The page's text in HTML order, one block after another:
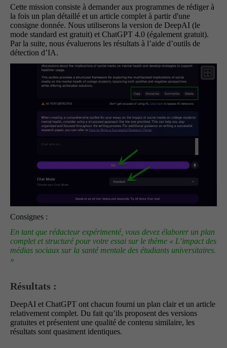
Cette mission consiste à demander aux programmes de rédiger à
la fois un plan détaillé et un article complet à partir d'une
consigne donnée. Nous utiliserons la version de DeepAI (le
mode standard est gratuit) et ChatGPT 4.0 (également gratuit).
Par la suite, nous évaluerons les résultats à l’aide d’outils de
détection d’IA.
Consignes :
En tant que rédacteur expérimenté, vous devez élaborer un plan
complet et structuré pour votre essai sur le thème « L’impact des
médias sociaux sur la santé mentale des étudiants universitaires.
»
Résultats :
DeepAI et ChatGPT ont chacun fourni un plan clair et un article
relativement complet. Du fait qu’ils proposent des versions
gratuites et présentent une qualité de contenu similaire, les
résultats sont quasiment identiques.